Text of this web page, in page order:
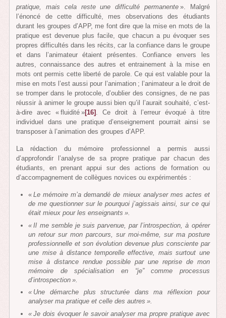
pratique, mais cela reste une difficulté permanente ». Malgré
l’énoncé de cette difficulté, mes observations des étudiants
durant les groupes d’APP, me font dire que la mise en mots de la
pratique est devenue plus facile, que chacun a pu évoquer ses
propres difficultés dans les récits, car la confiance dans le groupe
et dans l’animateur étaient présentes. Confiance envers les
autres, connaissance des autres et entrainement à la mise en
mots ont permis cette liberté de parole. Ce qui est valable pour la
mise en mots l’est aussi pour l’animation ; l’animateur a le droit de
se tromper dans le protocole, d’oublier des consignes, de ne pas
réussir à animer le groupe aussi bien qu’il l’aurait souhaité, c’est-
à-dire avec « fluidité »[16] . Ce droit à l’erreur évoqué à titre
individuel dans une pratique d’enseignement pourrait ainsi se
transposer à l’animation des groupes d’APP.
La rédaction du mémoire professionnel a permis aussi
d’approfondir l’analyse de sa propre pratique par chacun des
étudiants, en prenant appui sur des actions de formation ou
d’accompagnement de collègues novices ou expérimentés :
«Le mémoire m’a demandé de mieux analyser mes actes et
de me questionner sur le pourquoi j’agissais ainsi, sur ce qui
était mieux pour les enseignants ».
« Il me semble je suis parvenue, par l’introspection, à opérer
un retour sur mon parcours, sur moi-même, sur ma posture
professionnelle et son évolution devenue plus consciente par
une mise à distance temporelle effective, mais surtout une
mise à distance rendue possible par une reprise de mon
mémoire de spécialisation en “je” comme processus
d’introspection ».
« Une démarche plus structurée dans ma réflexion pour
analyser ma pratique et celle des autres ».
« Je dois évoquer le savoir analyser ma propre pratique avec